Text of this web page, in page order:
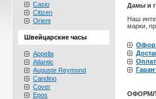
Casio
Citizen
Orient
Швейцарские часы
Appella
Atlantic
Auguste Reymond
Candino
Cover
Epos
Дамы и
Наш
марки,